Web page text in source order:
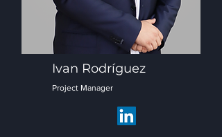
Ivan Rodríguez
Project Manager